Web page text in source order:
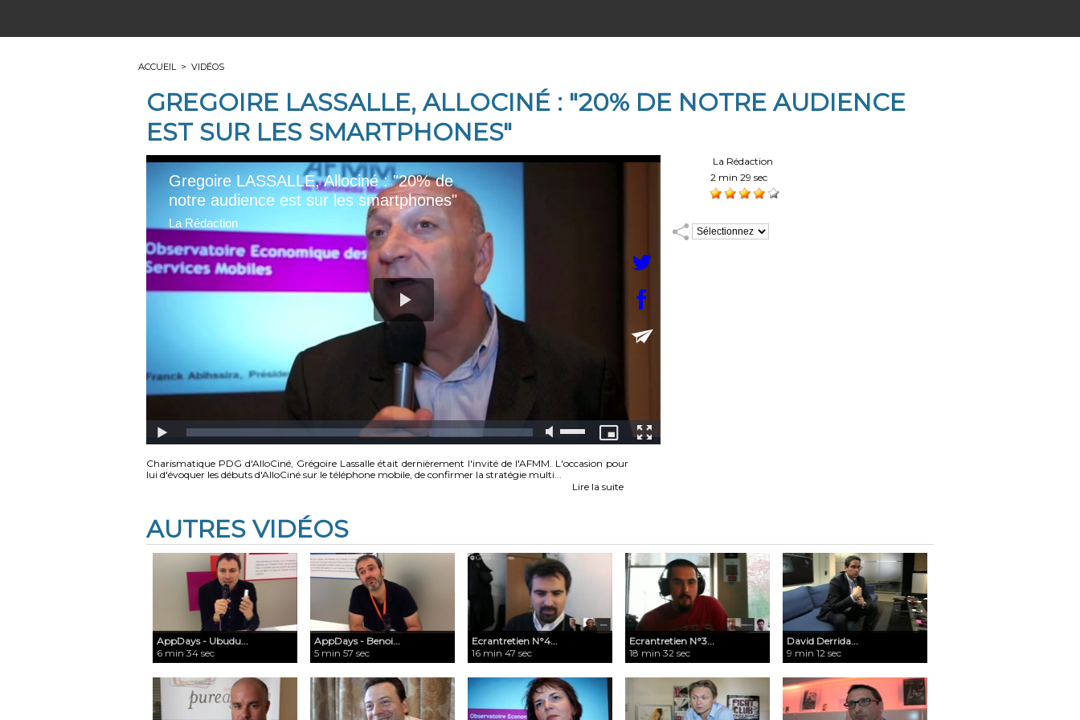
ACCUEIL > VIDÉOS
GREGOIRE LASSALLE, ALLOCINÉ : "20% DE NOTRE AUDIENCE
EST SUR LES SMARTPHONES"
La Rédaction
2 min 29 sec
Charismatique PDG d'AlloCiné, Grégoire Lassalle était dernièrement l'invité de l'AFMM. L'occasion pour
lui d'évoquer les débuts d'AlloCiné sur le téléphone mobile, de confirmer la stratégie multi...
Lire la suite
AUTRES VIDÉOS
AppDays - Ubudu...
6 min 34 sec
AppDays - Benoi...
5 min 57 sec
Ecrantretien N°4...
16 min 47 sec
Ecrantretien N°3...
18 min 32 sec
David Derrida...
9 min 12 sec